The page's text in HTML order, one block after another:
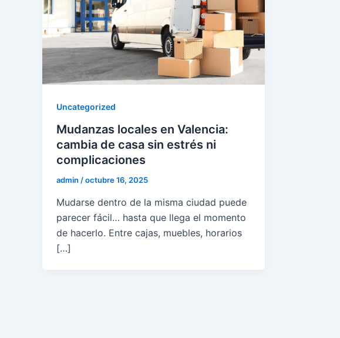
Uncategorized
Mudanzas locales en Valencia:
cambia de casa sin estrés ni
complicaciones
admin /octubre 16, 2025
Mudarse dentro de la misma ciudad puede
parecer fácil… hasta que llega el momento
de hacerlo. Entre cajas, muebles, horarios
[…]